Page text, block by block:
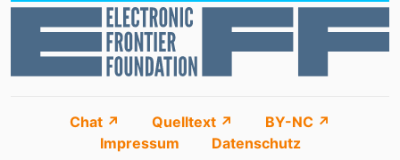
Chat ↗ Quelltext ↗
BY-NC ↗
Impressum
Datenschutz